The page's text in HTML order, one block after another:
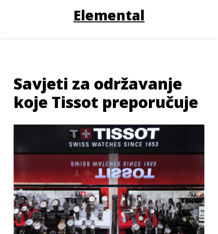
Elemental
Savjeti za održavanje
koje Tissot preporučuje